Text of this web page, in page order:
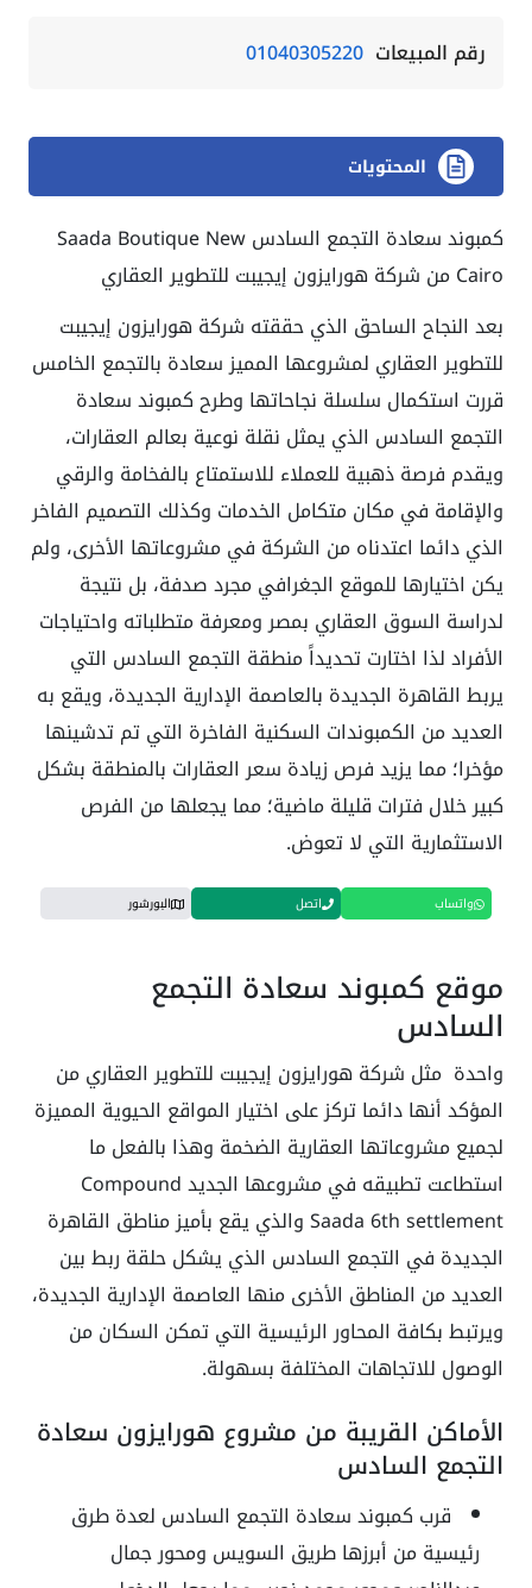
رقم المبيعات 01040305220
المحتويات
كمبوند سعادة التجمع السادس Saada Boutique New
Cairo من شركة هورايزون إيجيبت للتطوير العقاري
بعد النجاح الساحق الذي حققته شركة هورايزون إيجيبت
للتطوير العقاري لمشروعها المميز سعادة بالتجمع الخامس
قررت استكمال سلسلة نجاحاتها وطرح كمبوند سعادة
التجمع السادس الذي يمثل نقلة نوعية بعالم العقارات،
ويقدم فرصة ذهبية للعملاء للاستمتاع بالفخامة والرقي
والإقامة في مكان متكامل الخدمات وكذلك التصميم الفاخر
الذي دائما اعتدناه من الشركة في مشروعاتها الأخرى، ولم
يكن اختيارها للموقع الجغرافي مجرد صدفة، بل نتيجة
لدراسة السوق العقاري بمصر ومعرفة متطلباته واحتياجات
الأفراد لذا اختارت تحديداً منطقة التجمع السادس التي
يربط القاهرة الجديدة بالعاصمة الإدارية الجديدة، ويقع به
العديد من الكمبوندات السكنية الفاخرة التي تم تدشينها
مؤخرا؛ مما يزيد فرص زيادة سعر العقارات بالمنطقة بشكل
كبير خلال فترات قليلة ماضية؛ مما يجعلها من الفرص
الاستثمارية التي لا تعوض.
واتساب اتصل البورشور
موقع كمبوند سعادة التجمع
السادس
واحدة مثل شركة هورايزون إيجيبت للتطوير العقاري من
المؤكد أنها دائما تركز على اختيار المواقع الحيوية المميزة
لجميع مشروعاتها العقارية الضخمة وهذا بالفعل ما
استطاعت تطبيقه في مشروعها الجديد Compound
Saada 6th settlement والذي يقع بأميز مناطق القاهرة
الجديدة في التجمع السادس الذي يشكل حلقة ربط بين
العديد من المناطق الأخرى منها العاصمة الإدارية الجديدة،
ويرتبط بكافة المحاور الرئيسية التي تمكن السكان من
الوصول للاتجاهات المختلفة بسهولة.
الأماكن القريبة من مشروع هورايزون سعادة
التجمع السادس
قرب كمبوند سعادة التجمع السادس لعدة طرق
رئيسية من أبرزها طريق السويس ومحور جمال